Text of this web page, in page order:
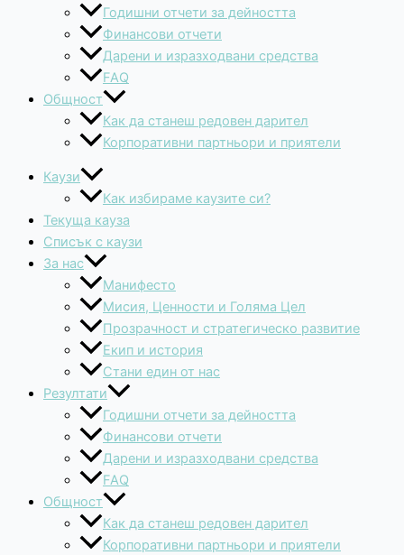
Годишни отчети за дейността
Финансови отчети
Дарени и изразходвани средства
FAQ
Общност
Как да станеш редовен дарител
Корпоративни партньори и приятели
Каузи
Как избираме каузите си?
Текуща кауза
Списък с каузи
За нас
Манифесто
Мисия, Ценности и Голяма Цел
Прозрачност и стратегическо развитие
Екип и история
Стани един от нас
Резултати
Годишни отчети за дейността
Финансови отчети
Дарени и изразходвани средства
FAQ
Общност
Как да станеш редовен дарител
Корпоративни партньори и приятели